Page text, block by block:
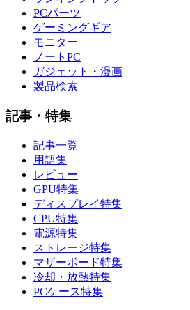
PCパーツ
ゲーミングギア
モニター
ノートPC
ガジェット・漫画
製品検索
記事・特集
記事一覧
用語集
レビュー
GPU特集
ディスプレイ特集
CPU特集
電源特集
ストレージ特集
マザーボード特集
冷却・放熱特集
PCケース特集